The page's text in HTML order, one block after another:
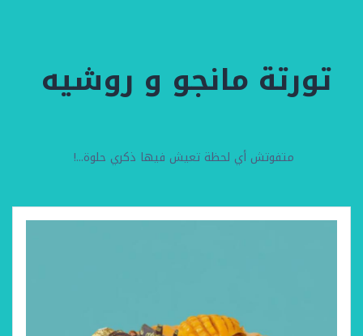
تورتة مانجو و روشيه
متفوتش أي لحظة تعيش فيها ذكري حلوة...!